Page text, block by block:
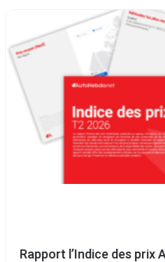
Rapport l’Indice des prix